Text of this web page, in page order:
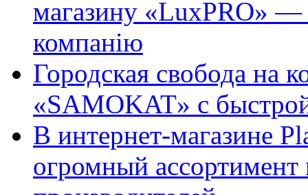
магазину «LuxPRO» —
компанію
Городская свобода на
«SAMOKAT» с
В интернет-магазине
огромный ассортимент